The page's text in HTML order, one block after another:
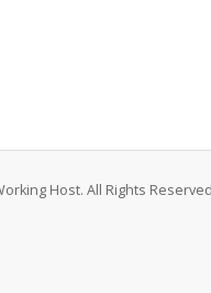
Host. All Rights